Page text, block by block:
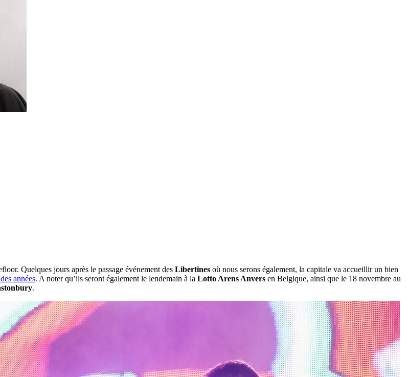
Quelques jours après le passage événement des Libertines où nous serons également, la capitale va accueillir un bien
années. A noter qu’ils seront également le lendemain à la Lotto Arens Anvers en Belgique, ainsi que le 18 novembre au
.